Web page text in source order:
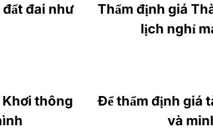
đất đai như
Thẩm định giá
lịch nghỉ
thông
Để thẩm định giá
và